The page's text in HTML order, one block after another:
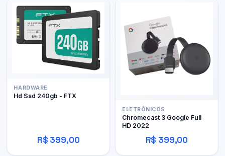
HARDWARE
Hd Ssd 240gb - FTX
R$ 399,00
ELETRÔNICOS
Chromecast 3 Google Full
HD 2022
R$ 399,00